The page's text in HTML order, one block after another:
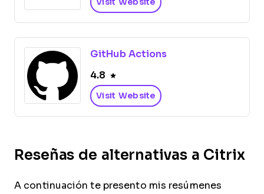
GitHub Actions
4.8
Visit Website
Reseñas de alternativas a Citrix
A continuación te presento mis resúmenes